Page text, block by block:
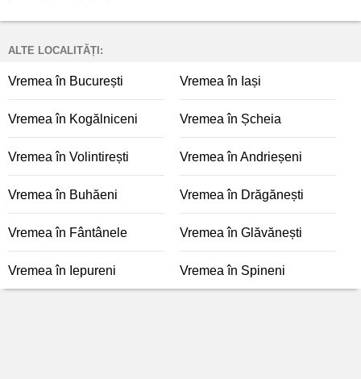
ALTE LOCALITĂȚI:
Vremea în București Vremea în Iași
Vremea în Kogălniceni Vremea în Șcheia
Vremea în Volintirești Vremea în Andrieșeni
Vremea în Buhăeni Vremea în Drăgănești
Vremea în Fântânele Vremea în Glăvănești
Vremea în Iepureni Vremea în Spineni